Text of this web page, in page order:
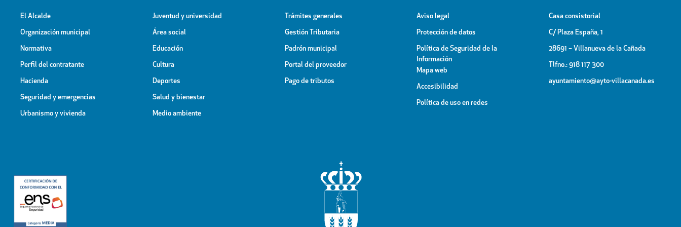
El Alcalde
Organización municipal
Normativa
Perfil del contratante
Hacienda
Seguridad y emergencias
Urbanismo y vivienda
Juventud y universidad
Área social
Educación
Cultura
Deportes
Salud y bienestar
Medio ambiente
Trámites generales
Gestión Tributaria
Padrón municipal
Portal del proveedor
Pago de tributos
Aviso legal
Protección de datos
Política de Seguridad de la
Información
Mapa web
Accesibilidad
Política de uso en redes
Casa consistorial
C/ Plaza España, 1
28691 – Villanueva de la Cañada
Tlfno.: 918 117 300
ayuntamiento@ayto-villacanada.es